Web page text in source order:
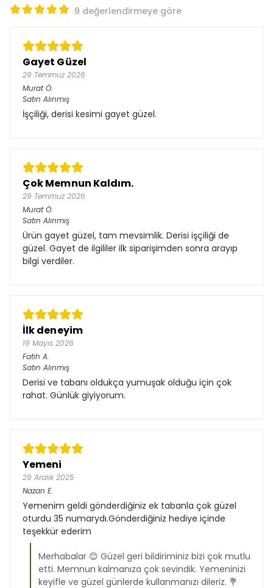
9 değerlendirmeye göre
Gayet Güzel
29 Temmuz 2026
Murat Ö.
Satın Alınmış
İşçiliği, derisi kesimi gayet güzel.
Çok Memnun Kaldım.
29 Temmuz 2026
Murat Ö.
Satın Alınmış
Ürün gayet güzel, tam mevsimlik. Derisi işçiliği de
güzel. Gayet de ilgililer ilk siparişimden sonra arayıp
bilgi verdiler.
İlk deneyim
19 Mayıs 2026
Fatih A.
Satın Alınmış
Derisi ve tabanı oldukça yumuşak olduğu için çok
rahat. Günlük giyiyorum.
Yemeni
29 Aralık 2025
Nazan E.
Yemenim geldi gönderdiğiniz ek tabanla çok güzel
oturdu 35 numarydı.Gönderdiğiniz hediye içinde
teşekkür ederim
Merhabalar 😊 Güzel geri bildiriminiz bizi çok mutlu
etti. Memnun kalmanıza çok sevindik. Yemeninizi
keyifle ve güzel günlerde kullanmanızı dileriz. 💐